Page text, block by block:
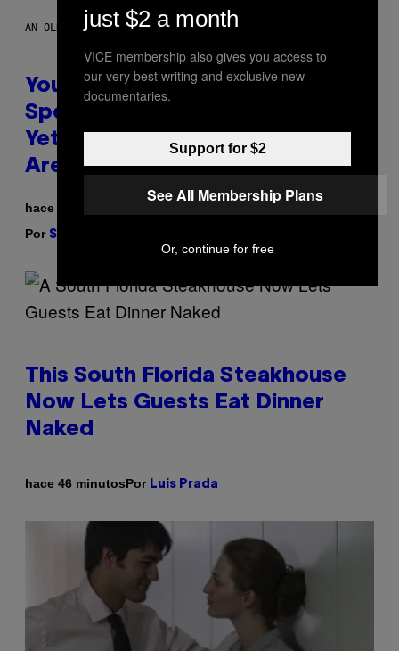
AN OLDER MODEL, NOT THE APPLE WATCH ULTRA 4
You Can’t Buy the New-Chip,
Speedier Apple Watch Ultra 4
Yet, But These Apple Watches
Are On Sale Right Now
hace 39 minutos
Por Sam Watanuki
This South Florida Steakhouse
Now Lets Guests Eat Dinner
Naked
hace 46 minutosPor Luis Prada
just $2 a month
VICE membership also gives you access to
our very best writing and exclusive new
documentaries.
Support for $2
See All Membership Plans
Or, continue for free